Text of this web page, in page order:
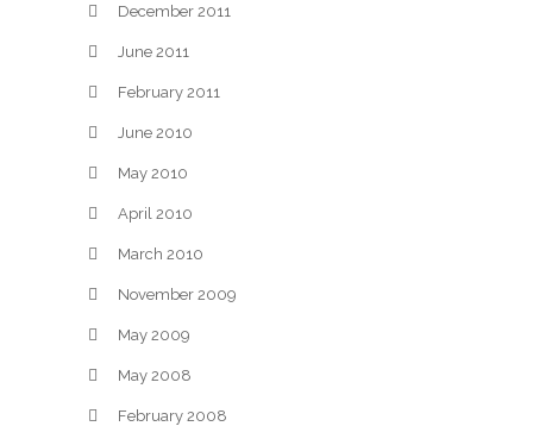
December 2011
June 2011
February 2011
June 2010
May 2010
April 2010
March 2010
November 2009
May 2009
May 2008
February 2008